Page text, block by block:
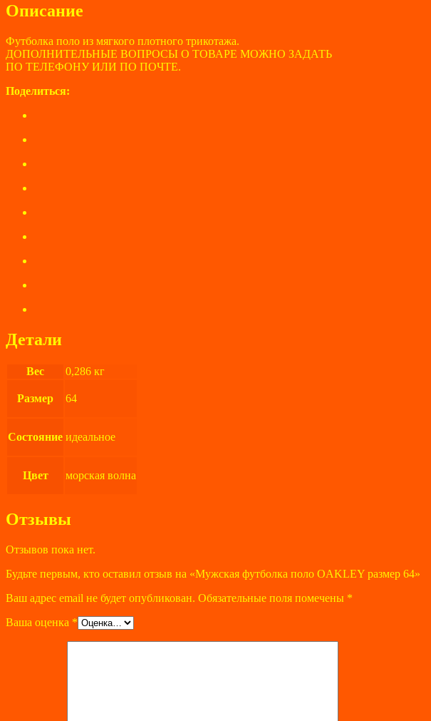
Описание
Футболка поло из мягкого плотного трикотажа.
ДОПОЛНИТЕЛЬНЫЕ ВОПРОСЫ О ТОВАРЕ МОЖНО ЗАДАТЬ
ПО ТЕЛЕФОНУ ИЛИ ПО ПОЧТЕ.
Поделиться:
Детали
Вес 0,286 кг
Размер 64
Состояние идеальное
Цвет морская волна
Отзывы
Отзывов пока нет.
Будьте первым, кто оставил отзыв на «Мужская футболка поло OAKLEY размер 64»
Ваш адрес email не будет опубликован. Обязательные поля помечены *
Ваша оценка *